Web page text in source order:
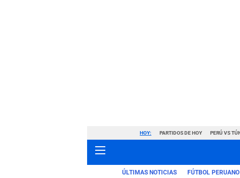
HOY: PARTIDOS DE HOY PERÚ VS
ÚLTIMAS NOTICIAS FÚTBOL PERUANO